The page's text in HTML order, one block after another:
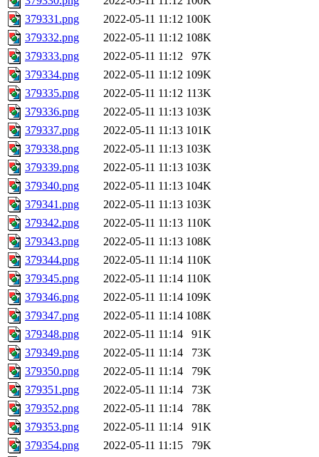
379331.png
2022-05-11 11:12 100K
379332.png
2022-05-11 11:12 108K
379333.png
2022-05-11 11:12
97K
379334.png
2022-05-11 11:12 109K
379335.png
2022-05-11 11:12 113K
379336.png
2022-05-11 11:13 103K
379337.png
2022-05-11 11:13 101K
379338.png
2022-05-11 11:13 103K
379339.png
2022-05-11 11:13 103K
379340.png
2022-05-11 11:13 104K
379341.png
2022-05-11 11:13 103K
379342.png
2022-05-11 11:13 110K
379343.png
2022-05-11 11:13 108K
379344.png
2022-05-11 11:14 110K
379345.png
2022-05-11 11:14 110K
379346.png
2022-05-11 11:14 109K
379347.png
2022-05-11 11:14 108K
379348.png
2022-05-11 11:14
91K
379349.png
2022-05-11 11:14
73K
379350.png
2022-05-11 11:14
79K
379351.png
2022-05-11 11:14
73K
379352.png
2022-05-11 11:14
78K
379353.png
2022-05-11 11:14
91K
379354.png
2022-05-11 11:15 79K